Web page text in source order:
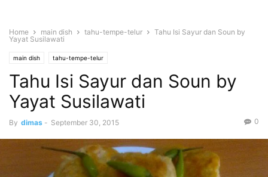
Home main dish tahu-tempe-telur
Tahu Isi Sayur dan Soun by
Yayat Susilawati
main dish tahu-tempe-telur
Tahu Isi Sayur dan Soun by
Yayat Susilawati
By dimas - September 30, 2015 0